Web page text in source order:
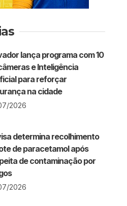
lança programa com 10
e Inteligência
para reforçar
na cidade
2026
determina recolhimento
de paracetamol após
de contaminação por
2026